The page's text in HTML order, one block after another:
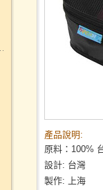
產品說明:
原料：100%
設計: 台灣
製作: 上海